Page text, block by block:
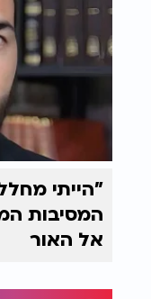
"הייתי
המסיבות
אל האור